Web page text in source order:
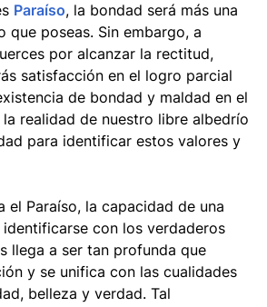
Paraíso, la bondad será más una
que poseas. Sin embargo, a
por alcanzar la rectitud,
satisfacción en el logro parcial
de bondad y maldad en el
realidad de nuestro libre albedrío
para identificar estos valores y
el Paraíso, la capacidad de una
con los verdaderos
llega a ser tan profunda que
y se unifica con las cualidades
belleza y verdad. Tal